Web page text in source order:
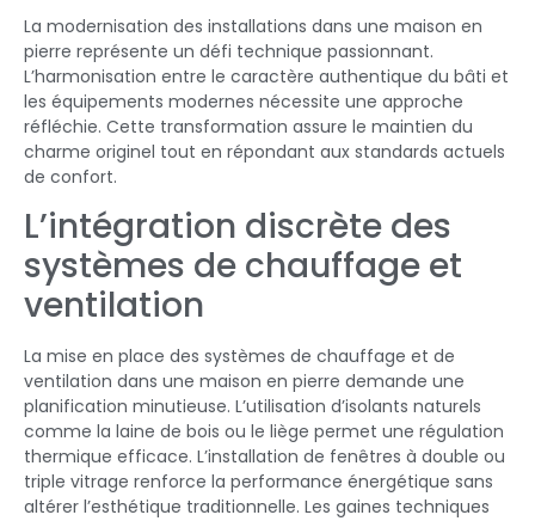
La modernisation des installations dans une maison en
pierre représente un défi technique passionnant.
L’harmonisation entre le caractère authentique du bâti et
les équipements modernes nécessite une approche
réfléchie. Cette transformation assure le maintien du
charme originel tout en répondant aux standards actuels
de confort.
L’intégration discrète des
systèmes de chauffage et
ventilation
La mise en place des systèmes de chauffage et de
ventilation dans une maison en pierre demande une
planification minutieuse. L’utilisation d’isolants naturels
comme la laine de bois ou le liège permet une régulation
thermique efficace. L’installation de fenêtres à double ou
triple vitrage renforce la performance énergétique sans
altérer l’esthétique traditionnelle. Les gaines techniques